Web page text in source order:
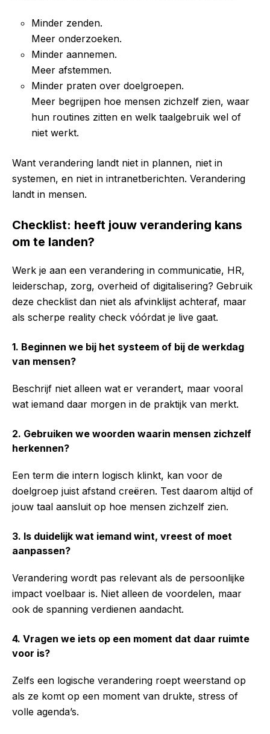
Minder zenden.
Meer onderzoeken.
Minder aannemen.
Meer afstemmen.
Minder praten over doelgroepen.
Meer begrijpen hoe mensen zichzelf zien, waar
hun routines zitten en welk taalgebruik wel of
niet werkt.
Want verandering landt niet in plannen, niet in
systemen, en niet in intranetberichten. Verandering
landt in mensen.
Checklist: heeft jouw verandering kans
om te landen?
Werk je aan een verandering in communicatie, HR,
leiderschap, zorg, overheid of digitalisering? Gebruik
deze checklist dan niet als afvinklijst achteraf, maar
als scherpe reality check vóórdat je live gaat.
1. Beginnen we bij het systeem of bij de werkdag
van mensen?
Beschrijf niet alleen wat er verandert, maar vooral
wat iemand daar morgen in de praktijk van merkt.
2. Gebruiken we woorden waarin mensen zichzelf
herkennen?
Een term die intern logisch klinkt, kan voor de
doelgroep juist afstand creëren. Test daarom altijd of
jouw taal aansluit op hoe mensen zichzelf zien.
3. Is duidelijk wat iemand wint, vreest of moet
aanpassen?
Verandering wordt pas relevant als de persoonlijke
impact voelbaar is. Niet alleen de voordelen, maar
ook de spanning verdienen aandacht.
4. Vragen we iets op een moment dat daar ruimte
voor is?
Zelfs een logische verandering roept weerstand op
als ze komt op een moment van drukte, stress of
volle agenda’s.